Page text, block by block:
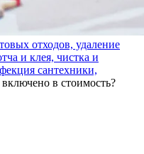
отходов, удаление
и клея, чистка и
сантехники,
в стоимость?